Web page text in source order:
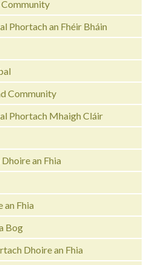
Community
Phortach an Fhéir Bháin
Community
Phortach Mhaigh Cláir
an Fhia
an Fhia
Bog
Dhoire an Fhia